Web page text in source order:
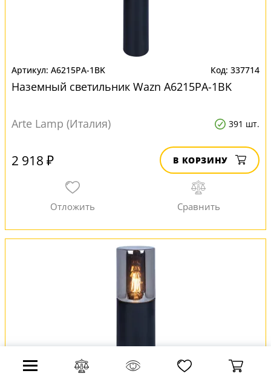
A6215PA-1BK 337714
Наземный светильник Wazn A6215PA-1BK
Arte Lamp (Италия) 391 шт.
2 918 ₽ В КОРЗИНУ